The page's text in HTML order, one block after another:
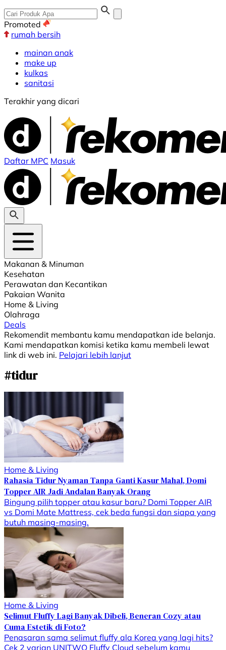
Promoted
rumah bersih
mainan anak
make up
kulkas
sanitasi
Terakhir yang dicari
Daftar MPC Masuk
Makanan & Minuman
Kesehatan
Perawatan dan Kecantikan
Pakaian Wanita
Home & Living
Olahraga
Deals
Rekomendit membantu kamu mendapatkan ide belanja.
Kami mendapatkan komisi ketika kamu membeli lewat
link di web ini. Pelajari lebih lanjut
#tidur
Home & Living
Rahasia Tidur Nyaman Tanpa Ganti Kasur Mahal, Domi
Topper AIR Jadi Andalan Banyak Orang
Bingung pilih topper atau kasur baru? Domi Topper AIR
vs Domi Mate Mattress, cek beda fungsi dan siapa yang
butuh masing-masing.
Home & Living
Selimut Fluffy Lagi Banyak Dibeli, Beneran Cozy atau
Cuma Estetik di Foto?
Penasaran sama selimut fluffy ala Korea yang lagi hits?
Cek 2 varian UNITWO Fluffy Cloud sebelum kamu